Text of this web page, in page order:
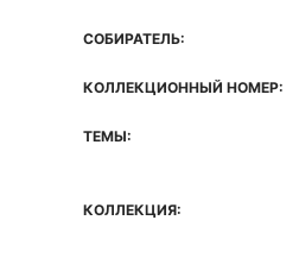
СОБИРАТЕЛЬ:
КОЛЛЕКЦИОННЫЙ НОМЕР:
ТЕМЫ:
КОЛЛЕКЦИЯ: